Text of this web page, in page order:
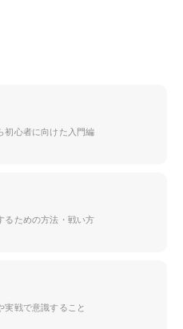
初心者に向けた入門編
るための方法・戦い方
実戦で意識すること